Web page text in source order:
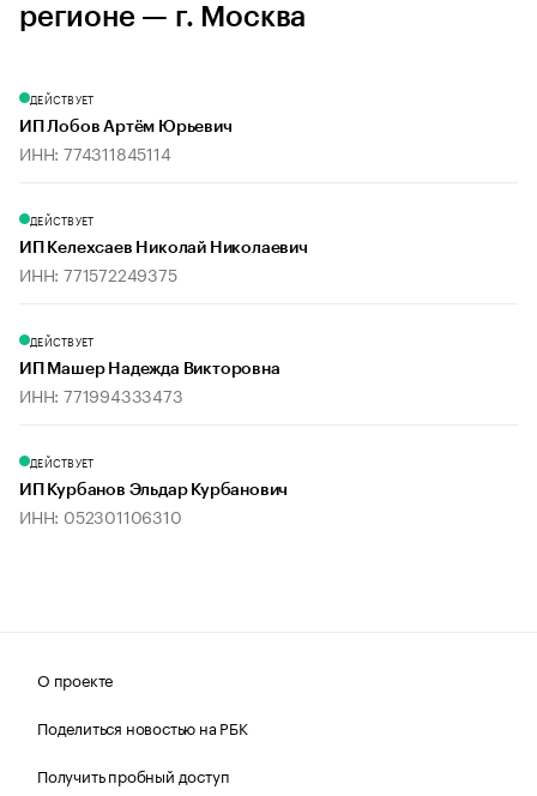
регионе — г. Москва
ДЕЙСТВУЕТ
ИП Лобов Артём Юрьевич
ИНН: 774311845114
ДЕЙСТВУЕТ
ИП Келехсаев Николай Николаевич
ИНН: 771572249375
ДЕЙСТВУЕТ
ИП Машер Надежда Викторовна
ИНН: 771994333473
ДЕЙСТВУЕТ
ИП Курбанов Эльдар Курбанович
ИНН: 052301106310
О проекте
Поделиться новостью на РБК
Получить пробный доступ